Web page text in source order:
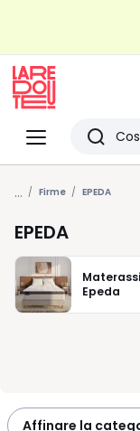
Menu
Redoute
Ultimi
articoli
visti
... Firme EPEDA
EPEDA
Epeda
Affinare la